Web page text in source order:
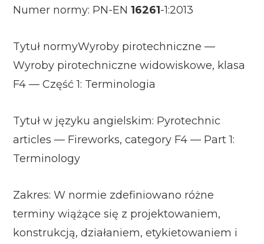
Numer normy: PN-EN16261-1:2013
Tytuł normyWyroby pirotechniczne —
Wyroby pirotechniczne widowiskowe, klasa
F4 — Część 1: Terminologia
Tytuł w języku angielskim: Pyrotechnic
articles — Fireworks, category F4 — Part 1:
Terminology
Zakres: W normie zdefiniowano różne
terminy wiążące się z projektowaniem,
konstrukcją, działaniem, etykietowaniem i